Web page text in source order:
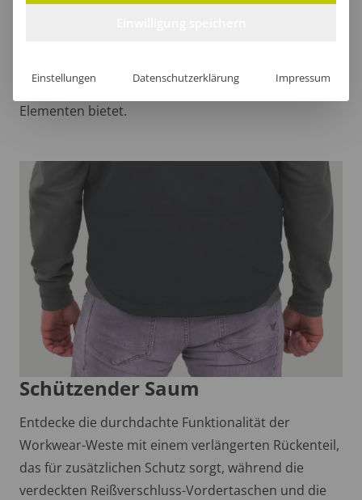
Krageneinkerbung zusätzlichen Schutz vor den
Elementen bietet.
Schützender Saum
Entdecke die durchdachte Funktionalität der
Workwear-Weste mit einem verlängerten Rückenteil,
das für zusätzlichen Schutz sorgt, während die
verdeckten Reißverschluss-Vordertaschen und die
Einstellungen Datenschutzerklärung Impressum